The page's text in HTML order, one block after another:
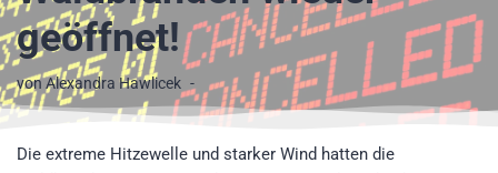
geöffnet!
vonAlexandra Hawlicek
Die extreme Hitzewelle und starker Wind hatten die